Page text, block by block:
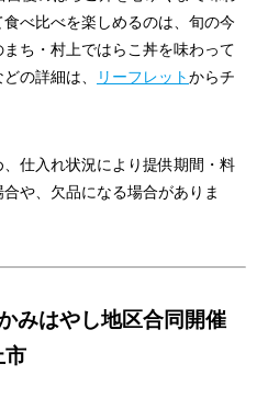
べ比べを楽しめるのは、旬の今
ち・村上ではらこ丼を味わって
の詳細は、
リーフレットからチ
仕入れ状況により提供期間・料
や、欠品になる場合がありま
みはやし地区合同開催
市